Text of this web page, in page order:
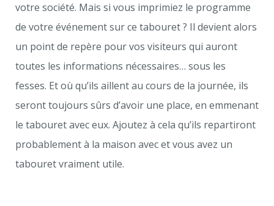
votre société. Mais si vous imprimiez le programme
de votre événement sur ce tabouret ? Il devient alors
un point de repère pour vos visiteurs qui auront
toutes les informations nécessaires… sous les
fesses. Et où qu’ils aillent au cours de la journée, ils
seront toujours sûrs d’avoir une place, en emmenant
le tabouret avec eux. Ajoutez à cela qu’ils repartiront
probablement à la maison avec et vous avez un
tabouret vraiment utile.